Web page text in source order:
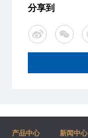
分享到
产品中心 新闻中心